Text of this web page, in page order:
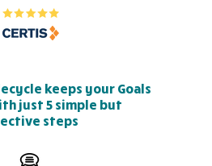
keeps your Goals
just 5 simple but
steps